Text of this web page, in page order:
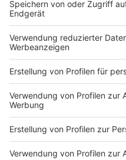
Du hast dir noch keine
Markiere sie hierfür mit